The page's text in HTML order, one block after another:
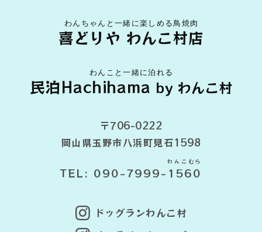
わんちゃんと一緒に楽しめる鳥焼肉
喜どりや わんこ村店
わんこと一緒に泊れる
民泊Hachihama by わんこ村
〒706-0222
岡山県玉野市八浜町見石1598
TEL: 090-7999- 1560
わんこむら
ドッグランわんこ村